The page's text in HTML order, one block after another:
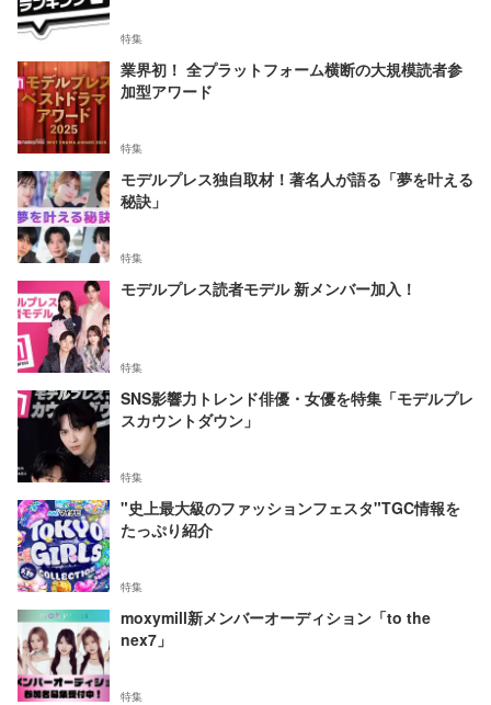
特集
業界初！ 全プラットフォーム横断の大規模読者参
加型アワード
特集
モデルプレス独自取材！著名人が語る「夢を叶える
秘訣」
特集
モデルプレス読者モデル 新メンバー加入！
特集
SNS影響力トレンド俳優・女優を特集「モデルプレ
スカウントダウン」
特集
"史上最大級のファッションフェスタ"TGC情報を
たっぷり紹介
特集
moxymill新メンバーオーディション「to the
nex7」
特集